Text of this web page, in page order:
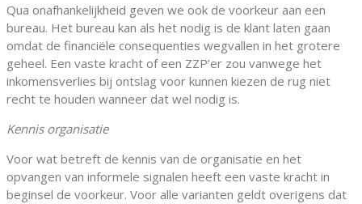
Qua onafhankelijkheid geven we ook de voorkeur aan een
bureau. Het bureau kan als het nodig is de klant laten gaan
omdat de financiële consequenties wegvallen in het grotere
geheel. Een vaste kracht of een ZZP’er zou vanwege het
inkomensverlies bij ontslag voor kunnen kiezen de rug niet
recht te houden wanneer dat wel nodig is.
Kennis organisatie
Voor wat betreft de kennis van de organisatie en het
opvangen van informele signalen heeft een vaste kracht in
beginsel de voorkeur. Voor alle varianten geldt overigens dat